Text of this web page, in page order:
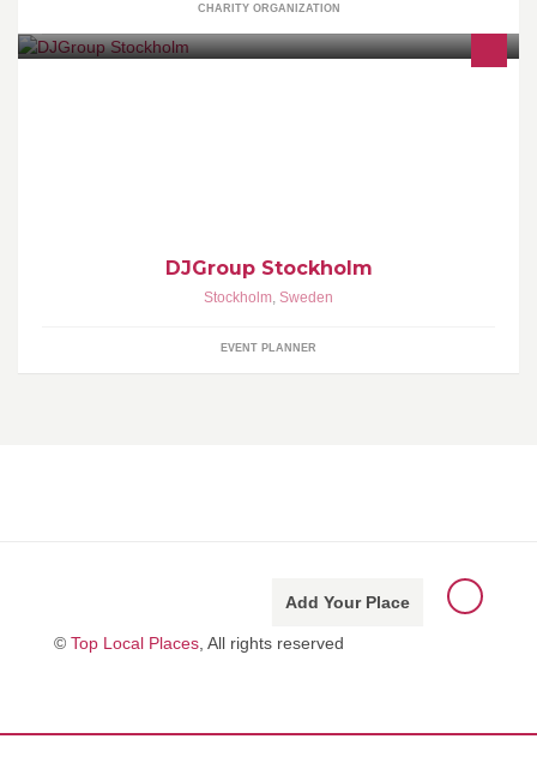
CHARITY ORGANIZATION
DJGroup Stockholm
Stockholm, Sweden
EVENT PLANNER
Add Your Place
© Top Local Places , All rights reserved